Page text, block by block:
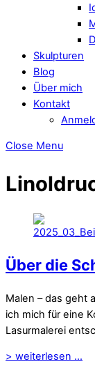
Skulpturen
Blog
Über mich
Kontakt
Close Menu
Über die
Malen – das geht
ich mich für eine
Lasurmalerei
> weiterlesen ...